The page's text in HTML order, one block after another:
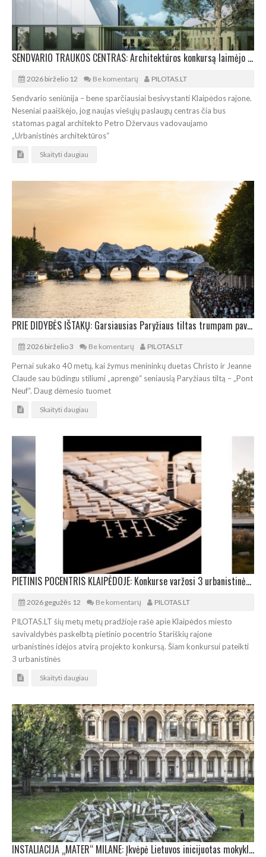
SENDVARIO TRAUKOS CENTRAS: Architektūros konkursą laimėjo Petro Džervaus kolektyvas
2026 birželio 12 Be komentarų PILOTAS.LT
Sendvario seniūnija – bene sparčiausiai besivystanti Klaipėdos rajone.
Neseniai paaiškėjo, jog naujas viešųjų paslaugų centras čia bus
statomas pagal architekto Petro Džervaus vadovaujamo
„Urbanistinės architektūros“
Skaityti daugiau
PRIE DIDYBĖS IŠTAKŲ: Garsiausias Paryžiaus tiltas trumpam pavirs atmosferiniu urvu
2026 birželio 3 Be komentarų PILOTAS.LT
Pernai sukako 40 metų, kai žymus menininkų duetas Christo ir Jeanne
Claude sau būdingu stiliumi „aprengė“ seniausią Paryžiaus tiltą – „Pont
Neuf“. Daug dėmesio tuomet
Skaityti daugiau
PIETINIS POCENTRIS KLAIPĖDOJE: Konkurse varžosi 3 urbanistinės idėjos
2026 gegužės 12 Be komentarų PILOTAS.LT
PILOTAS.LT šių metų metų pradžioje rašė apie Klaipėdos miesto
savivaldybės paskelbtą pietinio pocentrio Stariškių rajone
urbanistinės idėjos atvirą projekto konkursą. Šiam konkursui pateikti
3 urbanistinės
Skaityti daugiau
INSTALIACIJA „MATER“ MILANE: Įkvėpė Lietuvos inicijuotas mokyklos Ukrainai projektas